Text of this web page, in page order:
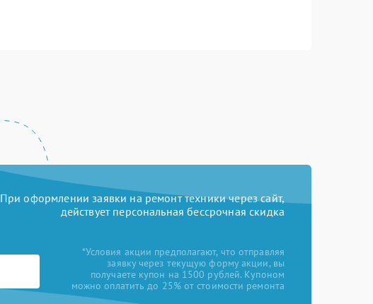
При оформлении заявки на ремонт техники через сайт,
действует персональная бессрочная скидка
*Условия акции предполагают, что отправляя
заявку через текущую форму акции, вы
получаете купон на 1500 рублей. Купоном
можно оплатить до 25% от стоимости ремонта